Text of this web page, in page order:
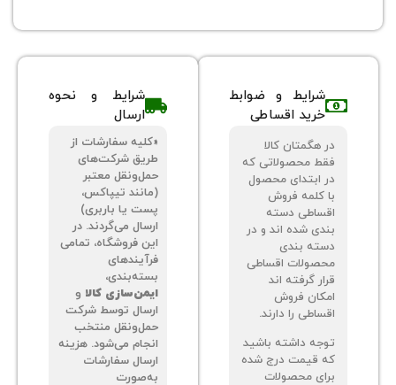
شرایط و ضوابط
خرید اقساطی
محصولاتی که
ابتدای محصول
شده اند و در
اقساطی
را دارند.
داشته باشید
قیمت درج شده
شرایط و نحوه
«کلیه سفارشات از
طریق شرکت‌های
حمل‌ونقل معتبر
(مانند تیپاکس،
پست یا باربری)
ارسال می‌گردند. در
این فروشگاه، تمامی
ایمن‌سازی کالاو
ارسال توسط شرکت
حمل‌ونقل منتخب
انجام می‌شود. هزینه
ارسال سفارشات